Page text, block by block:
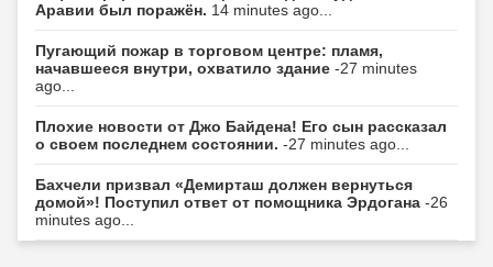
Аравии был поражён. 14 minutes ago...
Пугающий пожар в торговом центре: пламя,
начавшееся внутри, охватило здание -27 minutes
ago...
Плохие новости от Джо Байдена! Его сын рассказал
о своем последнем состоянии. -27 minutes ago...
Бахчели призвал «Демирташ должен вернуться
домой»! Поступил ответ от помощника Эрдогана -26
minutes ago...